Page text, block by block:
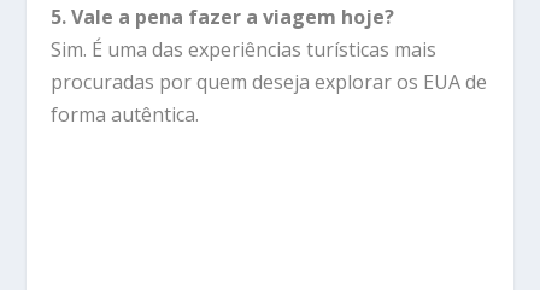
5. Vale a pena fazer a viagem hoje?
Sim. É uma das experiências turísticas mais
procuradas por quem deseja explorar os EUA de
forma autêntica.